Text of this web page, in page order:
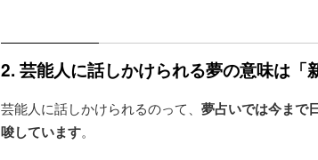
2. 芸能人に話しかけられる夢の意味は「
芸能人に話しかけられるのって、 夢占いでは今まで
唆しています。